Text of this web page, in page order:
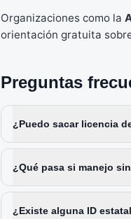
Organizaciones como la
orientación gratuita
Preguntas
¿Puedo sacar licencia
¿Qué pasa si manejo
¿Existe alguna ID